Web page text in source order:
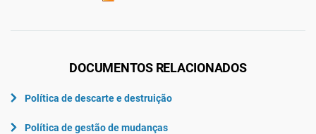
DOCUMENTOS RELACIONADOS
Política de descarte e destruição
Política de gestão de mudanças